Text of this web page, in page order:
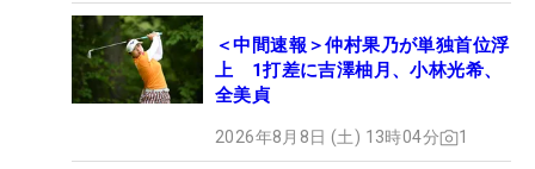
＜中間速報＞仲村果乃が単独首位浮
上 1打差に吉澤柚月、小林光希、
全美貞
2026年8月8日 (土) 13時04分 1